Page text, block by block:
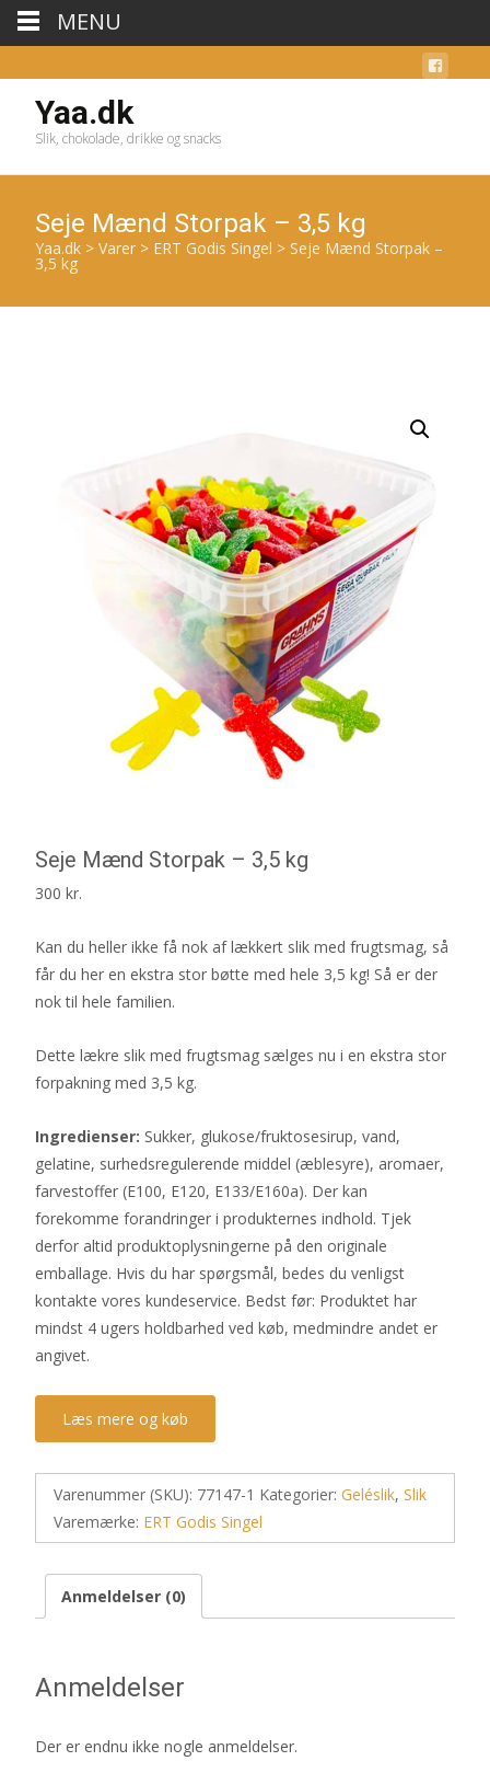
Yaa.dk
Slik, chokolade, drikke og snacks
Seje Mænd Storpak – 3,5 kg
Yaa.dk > Varer > ERT Godis Singel > Seje Mænd Storpak –
3,5 kg
Seje Mænd Storpak – 3,5 kg
300 kr.
Kan du heller ikke få nok af lækkert slik med frugtsmag, så
får du her en ekstra stor bøtte med hele 3,5 kg! Så er der
nok til hele familien.
Dette lækre slik med frugtsmag sælges nu i en ekstra stor
forpakning med 3,5 kg.
Ingredienser: Sukker, glukose/fruktosesirup, vand,
gelatine, surhedsregulerende middel (æblesyre), aromaer,
farvestoffer (E100, E120, E133/E160a). Der kan
forekomme forandringer i produkternes indhold. Tjek
derfor altid produktoplysningerne på den originale
emballage. Hvis du har spørgsmål, bedes du venligst
kontakte vores kundeservice. Bedst før: Produktet har
mindst 4 ugers holdbarhed ved køb, medmindre andet er
angivet.
Læs mere og køb
Varenummer (SKU): 77147-1 Kategorier: Geléslik, Slik
Varemærke: ERT Godis Singel
Anmeldelser (0)
Anmeldelser
Der er endnu ikke nogle anmeldelser.
MENU